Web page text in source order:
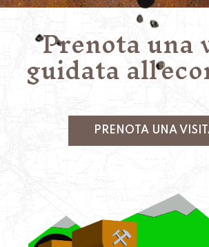
Prenota una
guidata
PRENOTA UNA